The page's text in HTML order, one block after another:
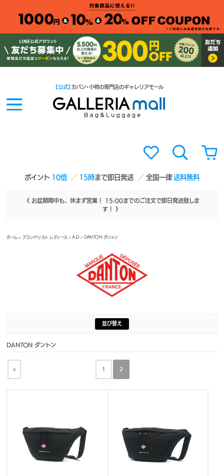
ポイント 10倍 15時まで即日発送 全国一律送料無料
【公式】 カバン・小物の専門店のギャレリアモール
《 お盆期間中も、休まず営業！ 15:00までのご注文で即日発送致しま
す！ 》
ホーム >ブランドリスト レディース >A-D> DANTON ダントン
並び替え
DANTON ダントン
< 1 2